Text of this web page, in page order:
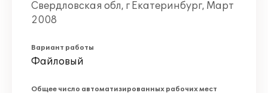
Свердловская обл, г Екатеринбург, Март
2008
Вариант работы
Файловый
Общее число автоматизированных рабочих мест